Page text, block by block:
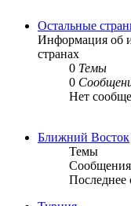
Остальные
Информация об
странах
0 Темы
0
Нет
Ближний Восток
Темы
Сообщения
Последнее